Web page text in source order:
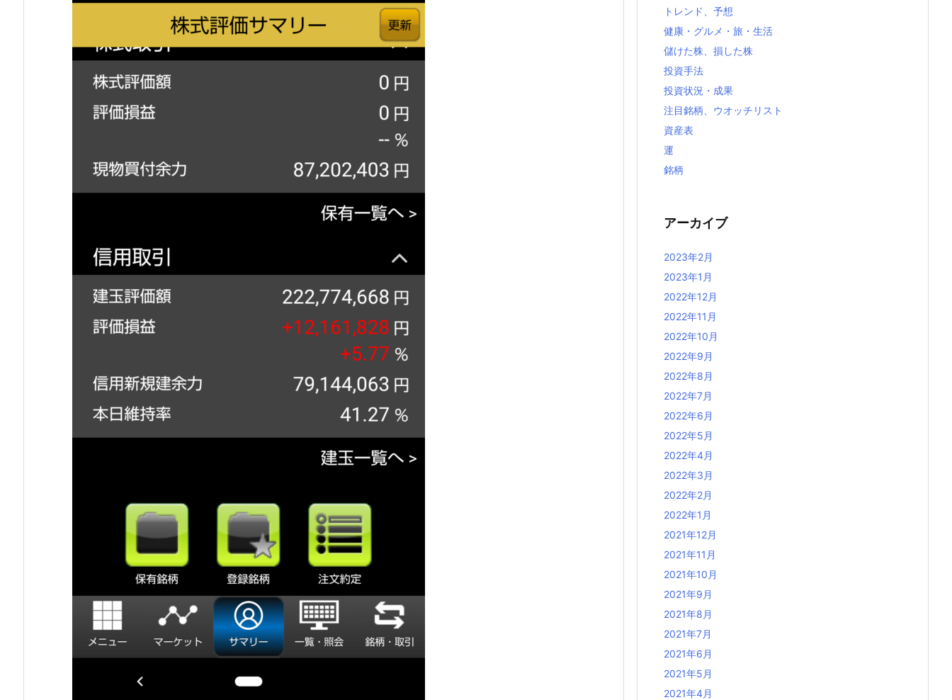
トレンド、予想
健康・グルメ・旅・生活
儲けた株、損した株
投資手法
投資状況・成果
注目銘柄、ウオッチリスト
資産表
運
銘柄
アーカイブ
2023年2月
2023年1月
2022年12月
2022年11月
2022年10月
2022年9月
2022年8月
2022年7月
2022年6月
2022年5月
2022年4月
2022年3月
2022年2月
2022年1月
2021年12月
2021年11月
2021年10月
2021年9月
2021年8月
2021年7月
2021年6月
2021年5月
2021年4月